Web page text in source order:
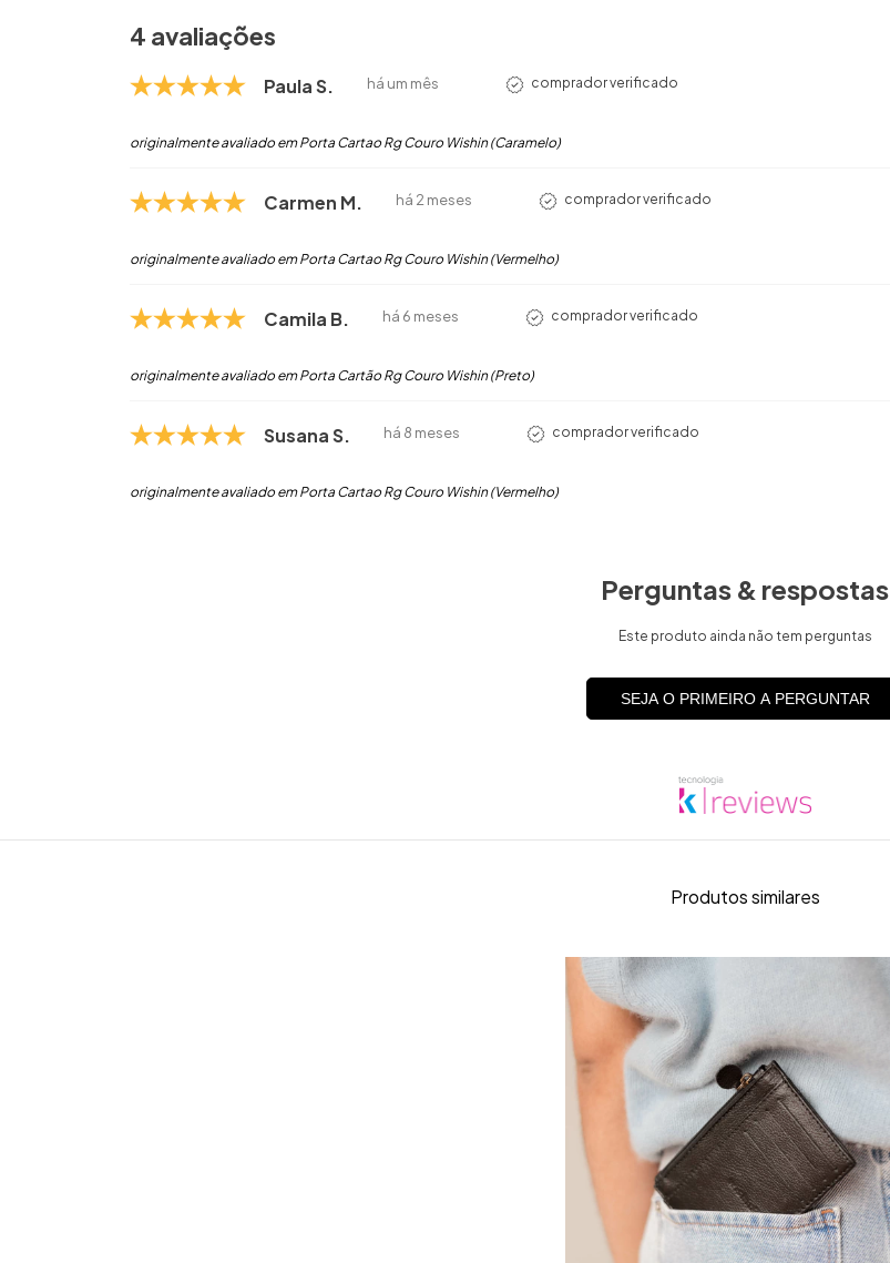
4 avaliações
Paula S. há um mês comprador verificado
originalmente avaliado em Porta Cartao Rg Couro Wishin (Caramelo)
Carmen M. há 2 meses comprador verificado
originalmente avaliado em Porta Cartao Rg Couro Wishin (Vermelho)
Camila B. há 6 meses comprador verificado
originalmente avaliado em Porta Cartão Rg Couro Wishin (Preto)
Susana S. há 8 meses comprador verificado
originalmente avaliado em Porta Cartao Rg Couro Wishin (Vermelho)
Perguntas & respostas
Este produto ainda não tem perguntas
SEJA O PRIMEIRO A PERGUNTAR
Produtos similares